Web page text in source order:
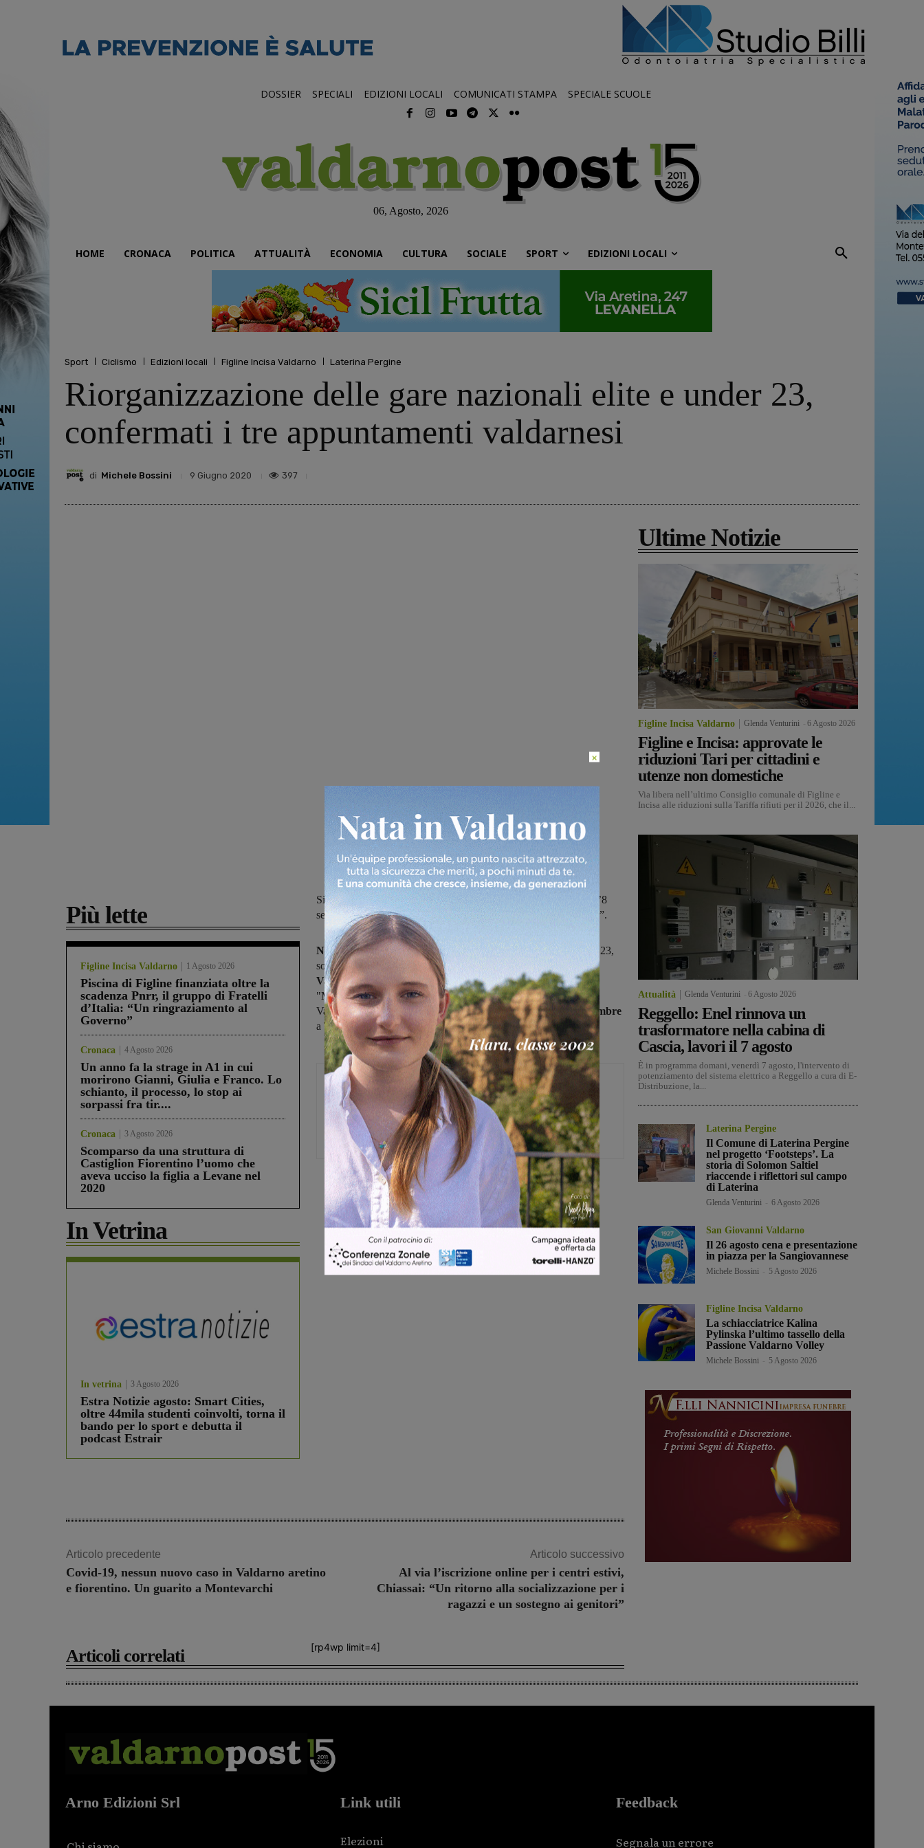
DOSSIER SPECIALI EDIZIONI LOCALI COMUNICATI STAMPA SPECIALE SCUOLE
06, Agosto, 2026
HOME CRONACA POLITICA ATTUALITÀ ECONOMIA CULTURA SOCIALE SPORT EDIZIONI LOCALI
Sport Ciclismo Edizioni locali Figline Incisa Valdarno Laterina Pergine
Riorganizzazione delle gare nazionali elite e under 23,
confermati i tre appuntamenti valdarnesi
di Michele Bossini 9 Giugno 2020 397
Più lette
Figline Incisa Valdarno 1 Agosto 2026
Piscina di Figline finanziata oltre la
scadenza Pnrr, il gruppo di Fratelli
d’Italia: “Un ringraziamento al
Governo”
Cronaca 4 Agosto 2026
Un anno fa la strage in A1 in cui
morirono Gianni, Giulia e Franco. Lo
schianto, il processo, lo stop ai
sorpassi fra tir....
Cronaca 3 Agosto 2026
Scomparso da una struttura di
Castiglion Fiorentino l’uomo che
aveva ucciso la figlia a Levane nel
2020
In Vetrina
In vetrina 3 Agosto 2026
Estra Notizie agosto: Smart Cities,
oltre 44mila studenti coinvolti, torna il
bando per lo sport e debutta il
podcast Estrair
Si disputeranno regolarmente il 30 agosto il “Memorial Tortoli”, l’8
settembre il “Giro del Valdarno” e il 29 settembre la “Ruota d’oro”.
Nella riorganizzionedelle gare ciclistiche nazionali elite e under 23,
sono stati confermati i tre appuntamenti
previsti sulle strade del
Valdarno.Si correrà quindi domenica30 agostoa Montalto il
"Memorial Daniele Tortoli", martedì8 settembreil "Giro del
Valdarno" con partenza e arrivo a Figline, infine martedì
29 settembre
a Terranuova la tradizionale "Ruota d'oro".
Michele Bossini
Share
Articolo precedente
Covid-19, nessun nuovo caso in Valdarno aretino
e fiorentino. Un guarito a Montevarchi
Articolo successivo
Al via l’iscrizione online per i centri estivi,
Chiassai: “Un ritorno alla socializzazione per i
ragazzi e un sostegno ai genitori”
[rp4wp limit=4]
Articoli correlati
Ultime Notizie
Figline Incisa Valdarno Glenda Venturini 6 Agosto 2026
Figline e Incisa: approvate le
riduzioni Tari per cittadini e
utenze non domestiche
Via libera nell’ultimo Consiglio comunale di Figline e
Incisa alle riduzioni sulla Tariffa rifiuti per il 2026, che il...
Attualità Glenda Venturini 6 Agosto 2026
Reggello: Enel rinnova un
trasformatore nella cabina di
Cascia, lavori il 7 agosto
È in programma domani, venerdì 7 agosto, l'intervento di
potenziamento del sistema elettrico a Reggello a cura di E-
Distribuzione, la...
Laterina Pergine
Il Comune di Laterina Pergine
nel progetto ‘Footsteps’. La
storia di Solomon Saltiel
riaccende i riflettori sul campo
di Laterina
Glenda Venturini 6 Agosto 2026
San Giovanni Valdarno
Il 26 agosto cena e presentazione
in piazza per la Sangiovannese
Michele Bossini 5 Agosto 2026
Figline Incisa Valdarno
La schiacciatrice Kalina
Pylinska l’ultimo tassello della
Passione Valdarno Volley
Michele Bossini 5 Agosto 2026
Arno Edizioni Srl Link utili
Elezioni
Feedback
Segnala un errore
×